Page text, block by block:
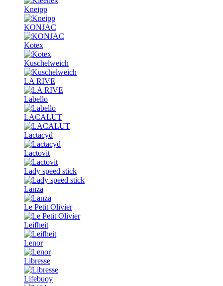
Kneipp
KONJAC
Kotex
Kuschelweich
LA RIVE
Labello
LACALUT
Lactacyd
Lactovit
Lady speed stick
Lanza
Le Petit Olivier
Leifheit
Lenor
Libresse
Lifebuoy